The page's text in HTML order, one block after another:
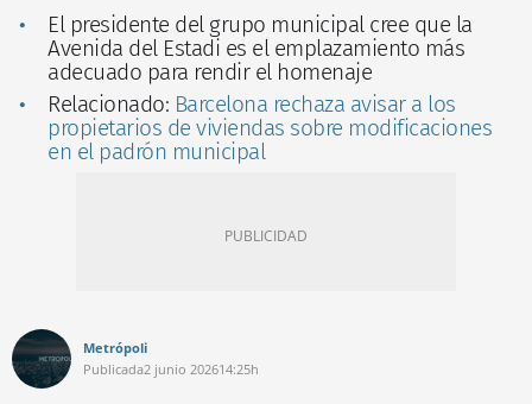
El presidente del grupo municipal cree que la
Avenida del Estadi es el emplazamiento más
adecuado para rendir el homenaje
Relacionado: Barcelona rechaza avisar a los
propietarios de viviendas sobre modificaciones
en el padrón municipal
Metrópoli
Publicada2 junio 202614:25h